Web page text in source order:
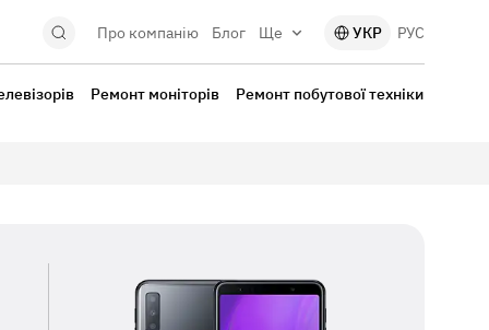
Про компанію Блог Ще УКР РУС
Ремонт моніторів Ремонт побутової техніки